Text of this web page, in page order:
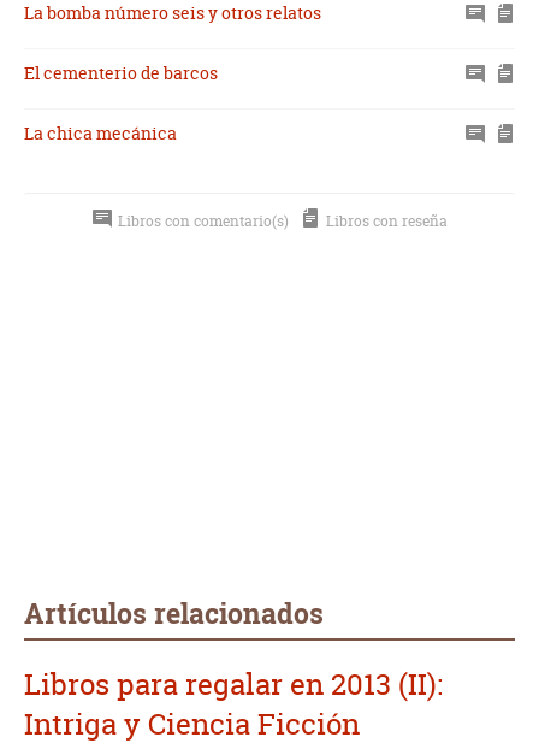
La bomba número seis y otros relatos
El cementerio de barcos
La chica mecánica
Libros con comentario(s) Libros con reseña
Artículos relacionados
Libros para regalar en 2013 (II):
Intriga y Ciencia Ficción